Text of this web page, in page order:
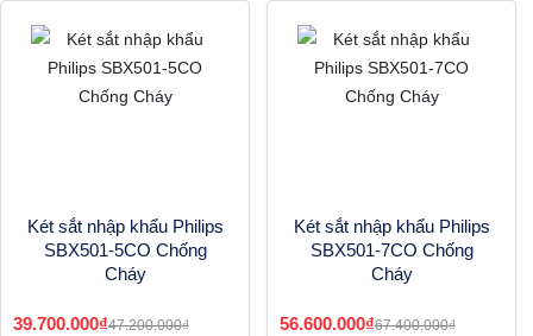
Két sắt nhập khẩu Philips
SBX501-5CO Chống
Cháy
39.700.000₫47.200.000₫
Két sắt nhập khẩu Philips
SBX501-7CO Chống
Cháy
56.600.000₫67.400.000₫